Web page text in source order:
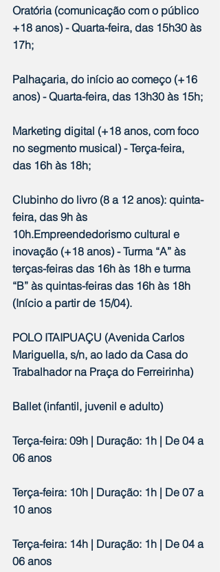
Oratória (comunicação com o público
+18 anos) - Quarta-feira, das 15h30 às
17h;
Palhaçaria, do início ao começo (+16
anos) - Quarta-feira, das 13h30 às 15h;
Marketing digital (+18 anos, com foco
no segmento musical) - Terça-feira,
das 16h às 18h;
Clubinho do livro (8 a 12 anos): quinta-
feira, das 9h às
10h.Empreendedorismo cultural e
inovação (+18 anos) - Turma “A” às
terças-feiras das 16h às 18h e turma
“B” às quintas-feiras das 16h às 18h
(Início a partir de 15/04).
POLO ITAIPUAÇU (Avenida Carlos
Mariguella, s/n, ao lado da Casa do
Trabalhador na Praça do Ferreirinha)
Ballet (infantil, juvenil e adulto)
Terça-feira: 09h | Duração: 1h | De 04 a
06 anos
Terça-feira: 10h | Duração: 1h | De 07 a
10 anos
Terça-feira: 14h | Duração: 1h | De 04 a
06 anos